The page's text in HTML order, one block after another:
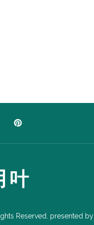
Reserved. presented by